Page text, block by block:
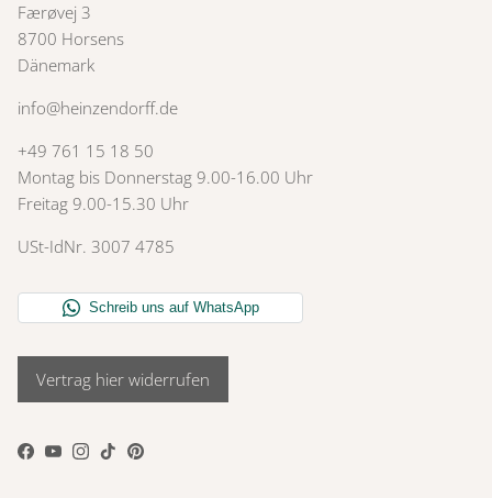
Færøvej 3
8700 Horsens
Dänemark
info@heinzendorff.de
+49 761 15 18 50
Montag bis Donnerstag 9.00-16.00 Uhr
Freitag 9.00-15.30 Uhr
USt-IdNr. 3007 4785
Vertrag hier widerrufen
Facebook
YouTube
Instagram
TikTokPinterest